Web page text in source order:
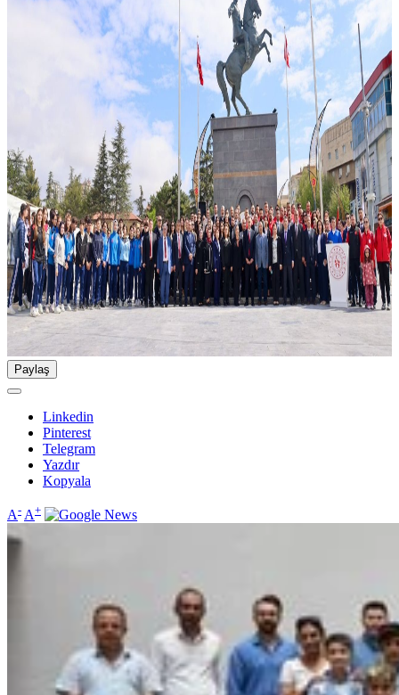
Paylaş
Linkedin
Pinterest
Telegram
Yazdır
Kopyala
A- A+